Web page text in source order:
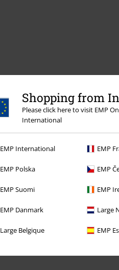
Shopping from
Please click here to visit EMP
International
EMP International EMP
EMP Polska EMP
EMP Suomi EMP
EMP Danmark Large
Large Belgique EMP